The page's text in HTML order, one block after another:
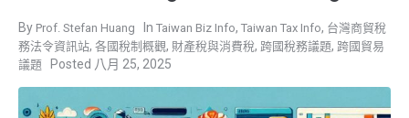
Prof. Stefan Huang Taiwan Biz Info, Taiwan Tax Info, 台灣商貿稅
務法令資訊站, 各國稅制概觀, 財產稅與消費稅, 跨國稅務議題, 跨國貿易
議題
八月 25, 2025